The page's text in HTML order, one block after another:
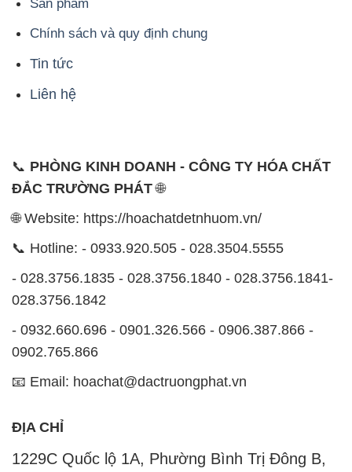
📞
PHÒNG KINH DOANH - CÔNG TY HÓA CHẤT
ĐẮC TRƯỜNG PHÁT
- 028.3756.1835 - 028.3756.1840 - 028.3756.1841-
0902.765.866
📧 Email: hoachat@dactruongphat.vn
ĐỊA CHỈ
1229C Quốc lộ 1A, Phường Bình Trị Đông B,
Quận Bình Tân, TP. Hồ Chí Minh
CÔNG TY XNK TM SX HÓA CHẤT ĐẮC TRƯỜNG